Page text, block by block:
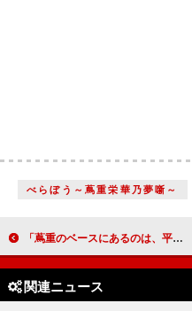
べらぼう～蔦重栄華乃夢噺～
「蔦重のベースにあるのは、平賀源内から託された思い」演出家が語る舞台裏と今後の展望【大河ドラマ「べらぼう～蔦重栄華乃夢噺～」インタビュー】
関連ニュース